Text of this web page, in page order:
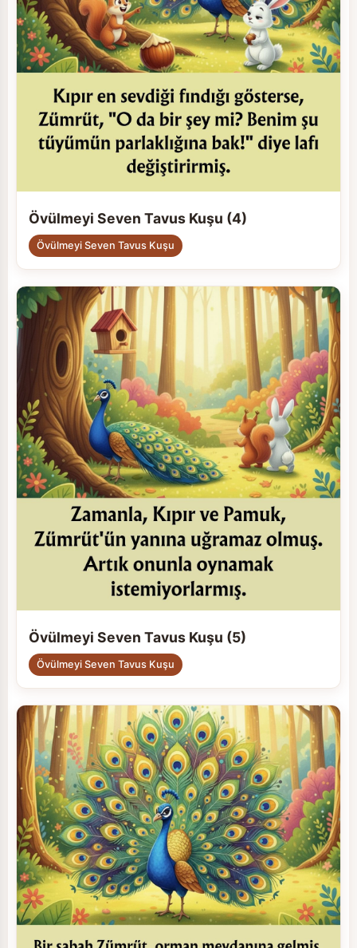
Övülmeyi Seven Tavus Kuşu (4)
Övülmeyi Seven Tavus Kuşu
Övülmeyi Seven Tavus Kuşu (5)
Övülmeyi Seven Tavus Kuşu